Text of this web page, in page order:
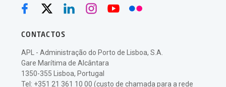
CONTACTOS
APL - Administração do Porto de Lisboa, S.A.
Gare Marítima de Alcântara
1350-355 Lisboa, Portugal
Tel: +351 21 361 10 00 (custo de chamada para a rede